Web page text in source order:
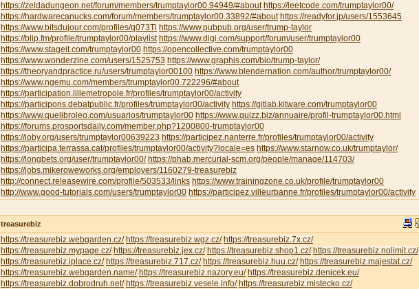
https://zeldadungeon.net/forum/members/trumptaylor00.94949/#about https://leetcode.com/trumptaylor00/
https://hardwarecanucks.com/forum/members/trumptaylor00.33892/#about https://readyfor.jp/users/1553645
https://www.bitsdujour.com/profiles/q073Ti https://www.pubpub.org/user/trump-taylor
https://blip.fm/profile/trumptaylor00/playlist https://www.digi.com/support/forum/user/trumptaylor00
https://www.stageit.com/trumptaylor00 https://opencollective.com/trumptaylor00
https://www.wonderzine.com/users/1525753 https://www.graphis.com/bio/trump-taylor/
https://theoryandpractice.ru/users/trumptaylor00100 https://www.blendernation.com/author/trumptaylor00/
https://www.ngemu.com/members/trumptaylor00.722296/#about
https://participation.lillemetropole.fr/profiles/trumptaylor00/activity
https://participons.debatpublic.fr/profiles/trumptaylor00/activity https://gitlab.kitware.com/trumptaylor00
https://www.quelibroleo.com/usuarios/trumptaylor00 https://www.quizz.biz/annuaire/profil-trumptaylor00.html
https://forums.prosportsdaily.com/member.php?1200800-trumptaylor00
https://ioby.org/users/trumptaylor00639223 https://participez.nanterre.fr/profiles/trumptaylor00/activity
https://participa.terrassa.cat/profiles/trumptaylor00/activity?locale=es https://www.starnow.co.uk/trumptaylor/
https://longbets.org/user/trumptaylor00/ https://phab.mercurial-scm.org/people/manage/114703/
https://jobs.mikeroweworks.org/employers/1160279-treasurebiz
http://connect.releasewire.com/profile/503533/links https://www.trainingzone.co.uk/profile/trumptaylor00
http://www.good-tutorials.com/users/trumptaylor00 https://participez.villeurbanne.fr/profiles/trumptaylor00/activity
treasurebiz
https://treasurebiz.webgarden.cz/ https://treasurebiz.wgz.cz/ https://treasurebiz.7x.cz/
https://treasurebiz.mypage.cz/ https://treasurebiz.jex.cz/ https://treasurebiz.shop1.cz/ https://treasurebiz.nolimit.cz/
https://treasurebiz.iplace.cz/ https://treasurebiz.717.cz/ https://treasurebiz.huu.cz/ https://treasurebiz.majestat.cz/
https://treasurebiz.webgarden.name/ https://treasurebiz.nazory.eu/ https://treasurebiz.denicek.eu/
https://treasurebiz.dobrodruh.net/ https://treasurebiz.vesele.info/ https://treasurebiz.mistecko.cz/